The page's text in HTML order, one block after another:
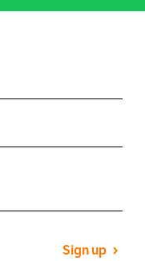
Sign up